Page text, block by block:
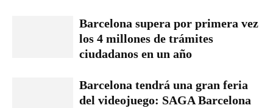
Barcelona supera por primera vez
los 4 millones de trámites
ciudadanos en un año
Barcelona tendrá una gran feria
del videojuego: SAGA Barcelona